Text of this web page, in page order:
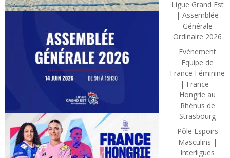
Ligue Grand Est
| Assemblée
Générale
Ordinaire 2026
Evénement
Equipe de
France Féminine
| France –
Hongrie au
Rhénus de
Strasbourg
Pôle Espoirs
Masculins |
Interligues